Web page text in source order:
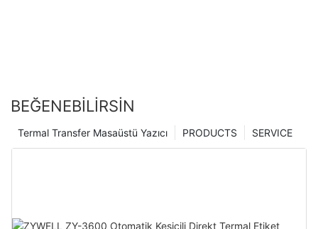
BEĞENEBILIRSIN
SERVICE
PRODUCTS
Termal Transfer Masaüstü Yazıcı